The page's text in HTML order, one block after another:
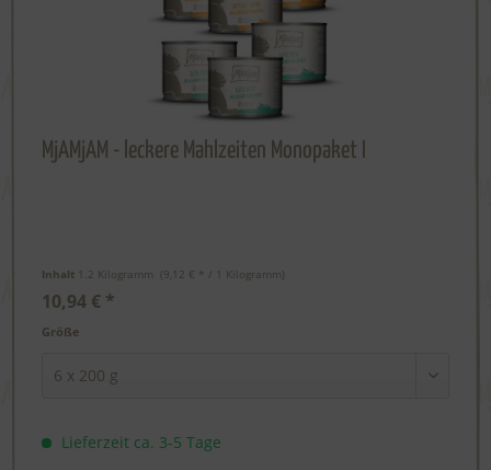
MjAMjAM - leckere Mahlzeiten Monopaket I
Inhalt 1.2 Kilogramm (9,12 € * / 1 Kilogramm)
10,94 € *
Größe
Lieferzeit ca. 3-5 Tage